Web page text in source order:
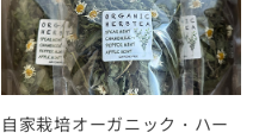
自家栽培オーガニック・ハー